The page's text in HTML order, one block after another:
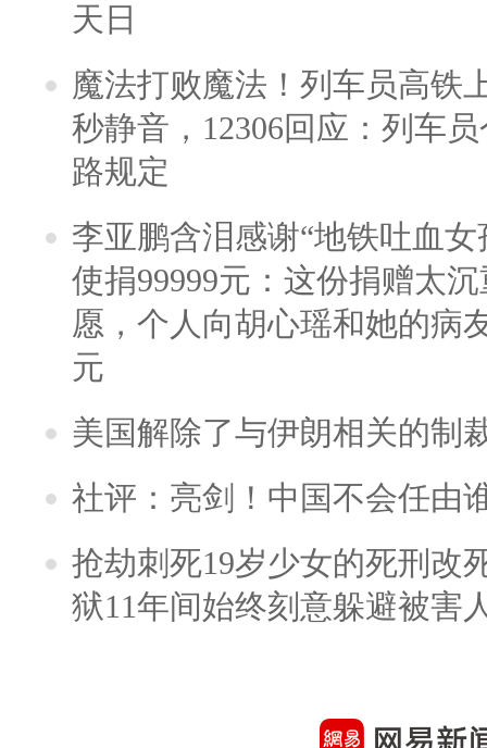
天日
魔法打败魔法！列车员高铁
秒静音，12306回应：列车
路规定
李亚鹏含泪感谢“地铁吐血
使捐99999元：这份捐赠太
愿，个人向胡心瑶和她的病
元
美国解除了与伊朗相关的制
社评：亮剑！中国不会任由
抢劫刺死19岁少女的死刑改
狱11年间始终刻意躲避被害